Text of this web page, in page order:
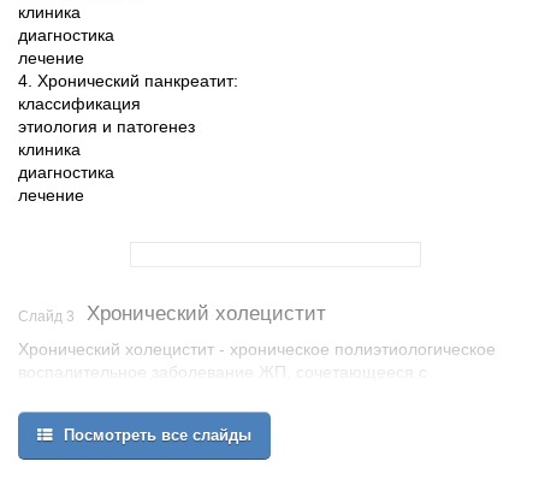
клиника
диагностика
лечение
4. Хронический панкреатит:
классификация
этиология и патогенез
клиника
диагностика
лечение
Слайд 3 Хронический холецистит
Хронический холецистит - хроническое полиэтиологическое
воспалительное заболевание ЖП, сочетающееся с
Продолжительность болезни более 6 месяцев.
Посмотреть все слайды